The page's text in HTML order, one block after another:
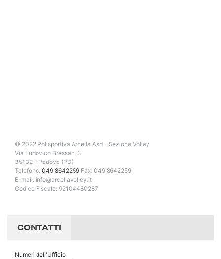
© 2022 Polisportiva Arcella Asd - Sezione Volley
Via Ludovico Bressan, 3
35132 - Padova (PD)
Telefono: 049 8642259 Fax: 049 8642259
E-mail: info@arcellavolley.it
Codice Fiscale: 92104480287
CONTATTI
Numeri dell'Ufficio